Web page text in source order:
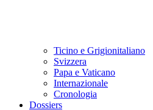
Ticino e Grigionitaliano
Svizzera
Papa e Vaticano
Internazionale
Cronologia
Dossiers